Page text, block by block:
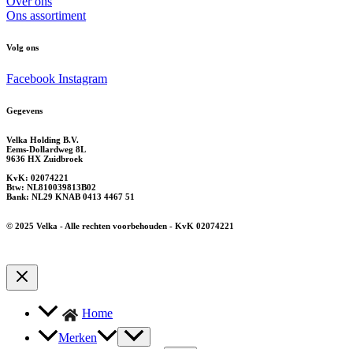
Ons assortiment
Volg ons
Facebook Instagram
Gegevens
Velka Holding B.V.
Eems-Dollardweg 8L
9636 HX Zuidbroek
KvK: 02074221
Btw: NL810039813B02
Bank: NL29 KNAB 0413 4467 51
© 2025 Velka - Alle rechten voorbehouden - KvK 02074221
Home
Merken